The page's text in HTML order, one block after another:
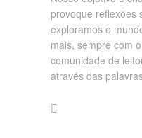
provoque reflexões
exploramos o
mais, sempre com
comunidade de
através das